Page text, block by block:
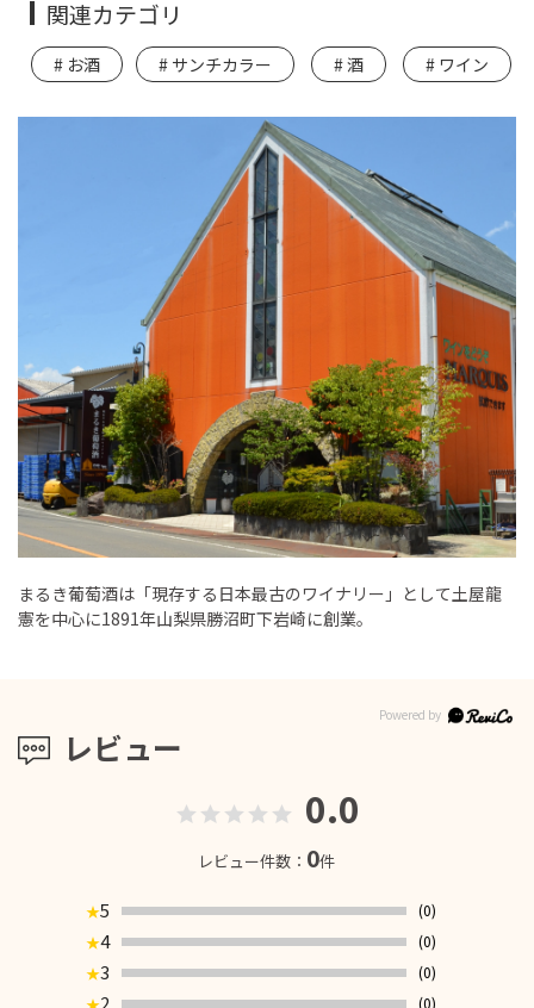
まるき葡萄酒は「現存する日本最古のワイナリー」として土屋龍
憲を中心に1891年山梨県勝沼町下岩崎に創業。
レビュー
0.0
レビュー件数： 0件
★5
(0)
★4
(0)
★3
(0)
★2 (0)
関連カテゴリ
お酒 サンチカラー 酒 ワイン